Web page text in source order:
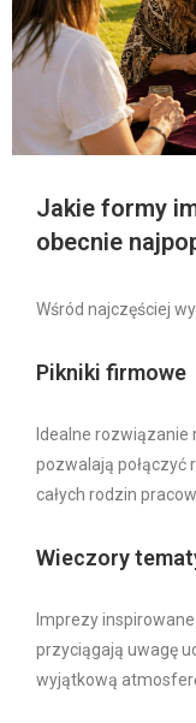
Jakie formy
obecnie
Wśród najczęściej
Pikniki firmowe
Idealne rozwiązanie
pozwalają połączyć
całych rodzin
Wieczory
Imprezy
przyciągają uwagę
wyjątkową